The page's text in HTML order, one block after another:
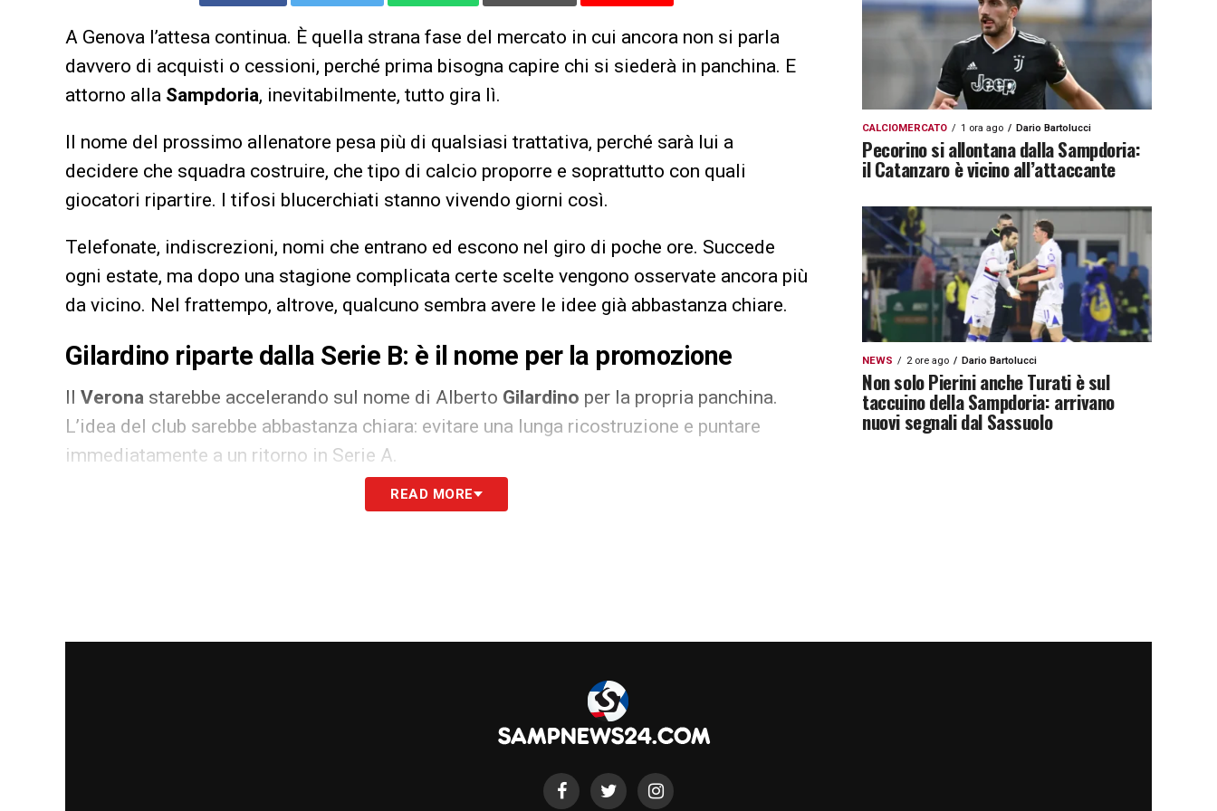
A Genova l’attesa continua. È quella strana fase del mercato in cui ancora non si parla
davvero di acquisti o cessioni, perché prima bisogna capire chi si siederà in panchina. E
attorno alla Sampdoria, inevitabilmente, tutto gira lì.
Il nome del prossimo allenatore pesa più di qualsiasi trattativa, perché sarà lui a
decidere che squadra costruire, che tipo di calcio proporre e soprattutto con quali
giocatori ripartire. I tifosi blucerchiati stanno vivendo giorni così.
Telefonate, indiscrezioni, nomi che entrano ed escono nel giro di poche ore. Succede
ogni estate, ma dopo una stagione complicata certe scelte vengono osservate ancora più
da vicino. Nel frattempo, altrove, qualcuno sembra avere le idee già abbastanza chiare.
Gilardino riparte dalla Serie B: è il nome per la promozione
Il Verona starebbe accelerando sul nome di Alberto Gilardino per la propria panchina.
L’idea del club sarebbe abbastanza chiara: evitare una lunga ricostruzione e puntare
immediatamente a un ritorno in Serie A.
READ MORE
CALCIOMERCATO 1 ora ago Dario Bartolucci
Pecorino si allontana dalla Sampdoria:
il Catanzaro è vicino all’attaccante
NEWS 2 ore ago Dario Bartolucci
Non solo Pierini anche Turati è sul
taccuino della Sampdoria: arrivano
nuovi segnali dal Sassuolo